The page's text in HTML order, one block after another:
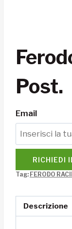
Post.
Email
RICHIEDI
Tag: FERODO
Descrizione